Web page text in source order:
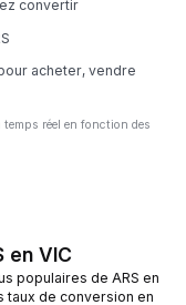
convertir
acheter, vendre
temps réel en fonction des
en VIC
populaires de ARS en
taux de conversion en